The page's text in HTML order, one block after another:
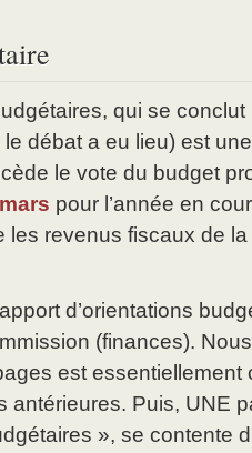
qui se
débat a eu lieu) est
le vote du budget
pour l’année en
revenus fiscaux de
d’orientations
(finances).
est essentiellement
antérieures. Puis, UNE
», se contente